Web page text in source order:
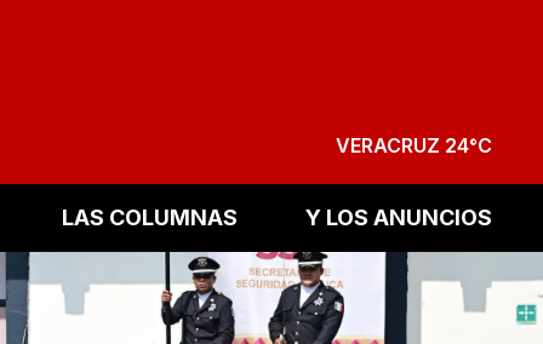
VERACRUZ 24°C
LAS COLUMNAS Y LOS ANUNCIOS